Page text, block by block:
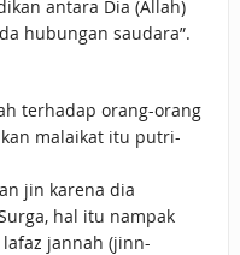
antara Dia (Allah)
hubungan saudara”.
terhadap orang-orang
malaikat itu putri-
jin karena dia
hal itu nampak
jannah (jinn-